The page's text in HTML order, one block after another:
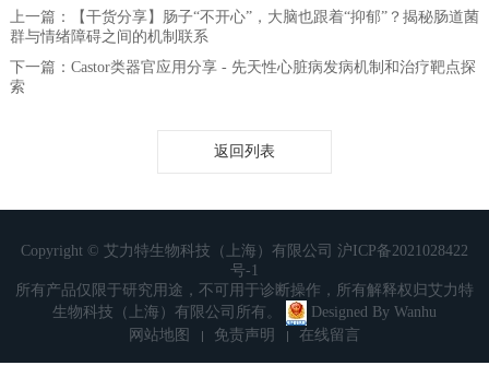
上一篇：【干货分享】肠子“不开心”，大脑也跟着“抑郁”？揭秘肠道菌
群与情绪障碍之间的机制联系
下一篇：Castor类器官应用分享 - 先天性心脏病发病机制和治疗靶点探
索
返回列表
Copyright © 艾力特生物科技（上海）有限公司 沪ICP备2021028422
号-1
所有产品仅限于研究用途，不可用于诊断操作，所有解释权归艾力特
生物科技（上海）有限公司所有。
Designed By Wanhu
网站地图
免责声明 在线留言